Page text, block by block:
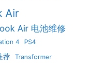
Air
Air 电池维修
4 PS4
荐 Transformer